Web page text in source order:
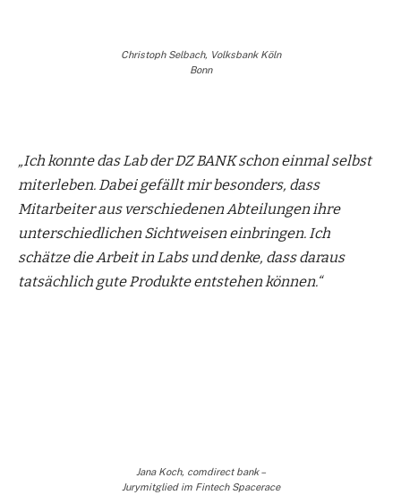
Christoph Selbach, Volksbank Köln
Bonn
„Ich konnte das Lab der DZ BANK schon einmal selbst
miterleben. Dabei gefällt mir besonders, dass
Mitarbeiter aus verschiedenen Abteilungen ihre
unterschiedlichen Sichtweisen einbringen. Ich
schätze die Arbeit in Labs und denke, dass daraus
tatsächlich gute Produkte entstehen können.“
Jana Koch, comdirect bank –
Jurymitglied im Fintech Spacerace